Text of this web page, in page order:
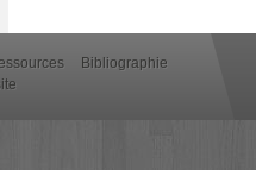
Bibliographie